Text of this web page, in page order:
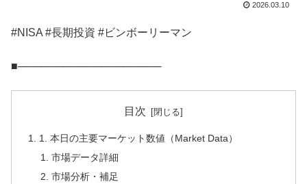
2026.03.10
#NISA #長期投資 #ビンボーリーマン
■───────────────────
目次
1. 本日の主要マーケット数値（Market Data）
市場データ詳細
市場分析・補足